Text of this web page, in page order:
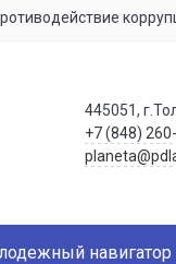
445051,
+7 (848)
навигатор